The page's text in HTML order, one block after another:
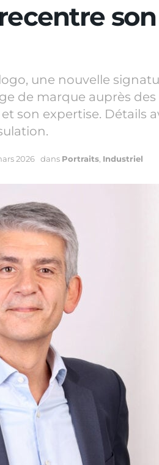
une nouvelle
de marque auprès
son expertise. Détails
2026 dans Portraits Industriel